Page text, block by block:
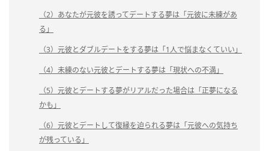
（2）あなたが元彼を誘ってデートする夢は「元彼に未練があ
る」
（3）元彼とダブルデートをする夢は「1人で悩まなくていい」
（4）未練のない元彼とデートする夢は「現状への不満」
（5）元彼とデートする夢がリアルだった場合は「正夢になる
かも」
（6）元彼とデートして復縁を迫られる夢は「元彼への気持ち
が残っている」